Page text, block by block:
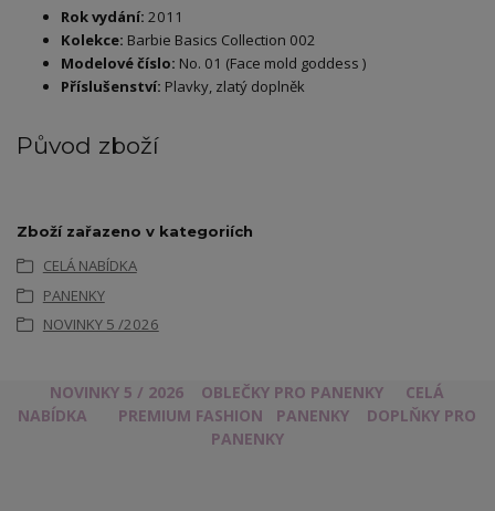
Rok vydání: 2011
Kolekce: Barbie Basics Collection 002
Modelové číslo: No. 01 (Face mold goddess )
Příslušenství: Plavky, zlatý doplněk
Původ zboží
Zboží zařazeno v kategoriích
CELÁ NABÍDKA
PANENKY
NOVINKY 5 /2026
NOVINKY 5 / 2026 OBLEČKY PRO PANENKY
CELÁ
NABÍDKA
PREMIUM FASHION PANENKY
DOPLŇKY PRO
PANENKY